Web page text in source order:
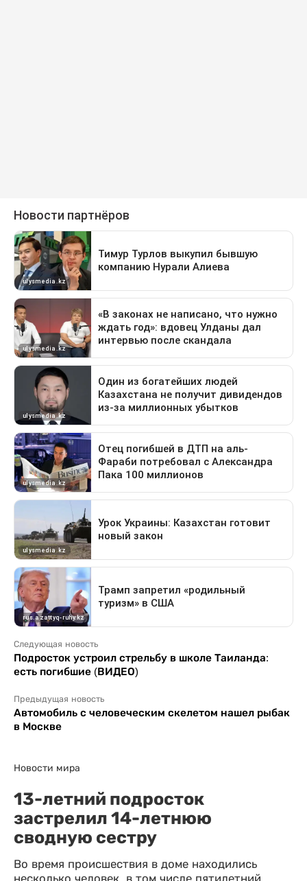
Следующая новость
Подросток устроил стрельбу в школе Таиланда:
есть погибшие (ВИДЕО)
Предыдущая новость
Автомобиль с человеческим скелетом нашел рыбак
в Москве
Новости мира
13-летний подросток
застрелил 14-летнюю
сводную сестру
Во время происшествия в доме находились